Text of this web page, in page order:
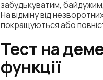
забудькуватим,
На відміну від
покращуються або
Тест на
функції